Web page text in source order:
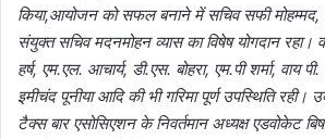
किया,आयोजन को सफल बनाने में सचिव सफी मोहम्मद,
संयुक्त सचिव मदनमोहन व्यास का विषेष योगदान रहा।
हर्ष, एम.एल. आचार्य, डी.एस. बोहरा, एम.पी शर्मा, वाय
इमीचंद पूनीया आदि की भी गरिमा पूर्ण उपस्थिति रही।
टैक्स बार एसोसिएशन के निवर्तमान अध्यक्ष एडवोकेट